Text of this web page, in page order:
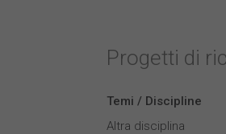
Progetti di
Temi / Discipline
Altra disciplina